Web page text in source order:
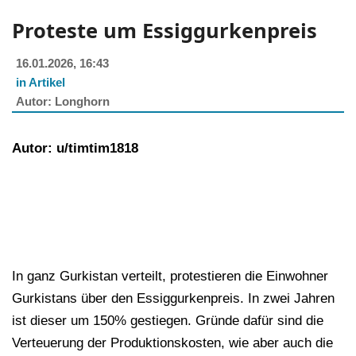
Proteste um Essiggurkenpreis
16.01.2026, 16:43
in Artikel
Longhorn
Autor: u/timtim1818
In ganz Gurkistan verteilt, protestieren die Einwohner
Gurkistans über den Essiggurkenpreis. In zwei Jahren
ist dieser um 150% gestiegen. Gründe dafür sind die
Verteuerung der Produktionskosten, wie aber auch die